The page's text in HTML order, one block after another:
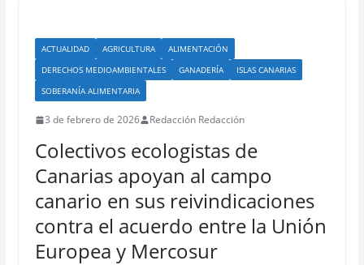
ACTUALIDAD AGRICULTURA
ALIMENTACIÓN
DERECHOS MEDIOAMBIENTALES
GANADERÍA
ISLAS CANARIAS
SOBERANÍA ALIMENTARIA
3 de febrero de 2026 Redacción Redacción
Colectivos ecologistas de
Canarias apoyan al campo
canario en sus reivindicaciones
contra el acuerdo entre la Unión
Europea y Mercosur